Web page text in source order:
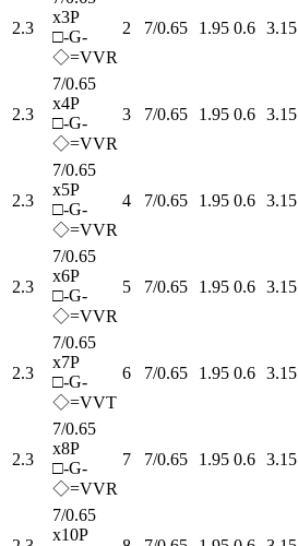
2.3
x3P
□-G-
◇=VVR
2 7/0.65 1.95 0.6 3.15
2.3
7/0.65
x4P
□-G-
◇=VVR
3 7/0.65 1.95 0.6 3.15
2.3
7/0.65
x5P
□-G-
◇=VVR
4 7/0.65 1.95 0.6 3.15
2.3
7/0.65
x6P
□-G-
◇=VVR
5 7/0.65 1.95 0.6 3.15
2.3
7/0.65
x7P
□-G-
◇=VVT
6 7/0.65 1.95 0.6 3.15
2.3
7/0.65
x8P
□-G-
◇=VVR
7 7/0.65 1.95 0.6 3.15
7/0.65
x10P